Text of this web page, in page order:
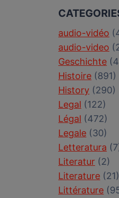
audio-vidéo
audio-video
Geschichte
Histoire (891)
History (290)
Legal (122)
Légal (472)
Legale (30)
Letteratura
Literatur (2)
Literature (21)
Littérature